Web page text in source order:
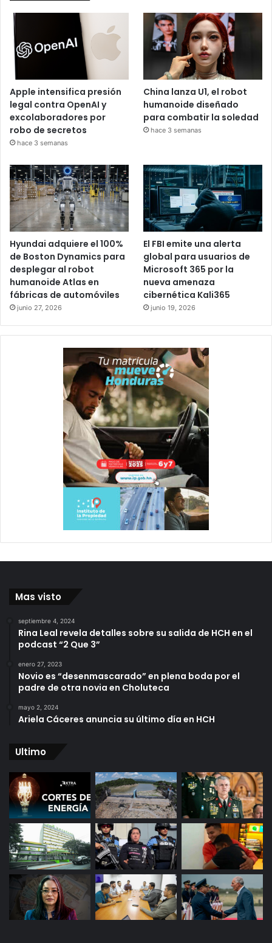
Apple intensifica presión
legal contra OpenAI y
excolaboradores por
robo de secretos
hace 3 semanas
China lanza U1, el robot
humanoide diseñado
para combatir la soledad
hace 3 semanas
Hyundai adquiere el 100%
de Boston Dynamics para
desplegar al robot
humanoide Atlas en
fábricas de automóviles
junio 27, 2026
El FBI emite una alerta
global para usuarios de
Microsoft 365 por la
nueva amenaza
cibernética Kali365
junio 19, 2026
Mas visto
septiembre 4, 2024
Rina Leal revela detalles sobre su salida de HCH en el
podcast “2 Que 3”
enero 27, 2023
Novio es “desenmascarado” en plena boda por el
padre de otra novia en Choluteca
mayo 2, 2024
Ariela Cáceres anuncia su último día en HCH
Ultimo